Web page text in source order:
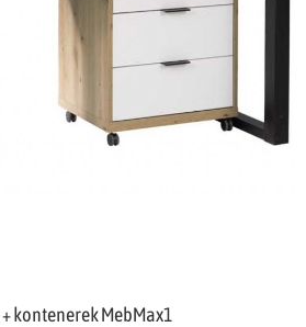
kontenerek MebMax1